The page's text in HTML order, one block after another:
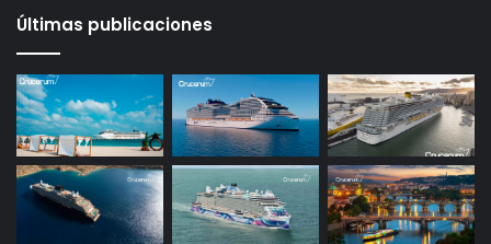
Últimas publicaciones